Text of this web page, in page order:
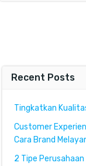
Recent Posts
Tingkatkan
Customer
Cara Brand
2 Tipe Perusahaan